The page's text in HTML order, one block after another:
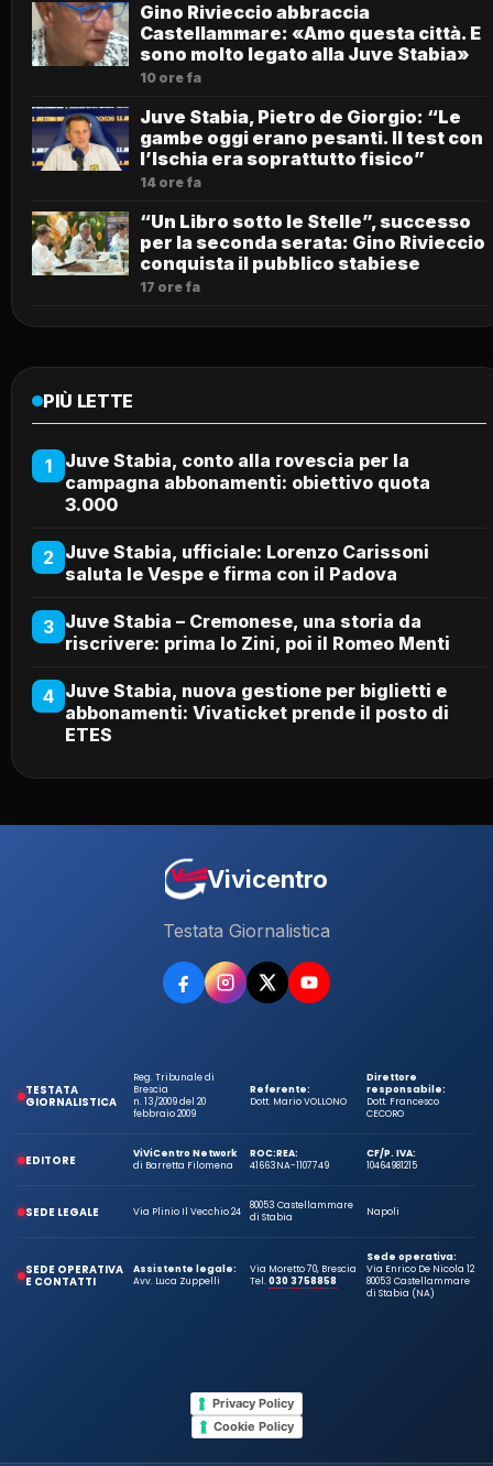
Gino Rivieccio abbraccia
Castellammare: «Amo questa città. E
sono molto legato alla Juve Stabia»
10 ore fa
Juve Stabia, Pietro de Giorgio: “Le
gambe oggi erano pesanti. Il test con
l’Ischia era soprattutto fisico”
14 ore fa
“Un Libro sotto le Stelle”, successo
per la seconda serata: Gino Rivieccio
conquista il pubblico stabiese
17 ore fa
PIÙ LETTE
1
Juve Stabia, conto alla rovescia per la
campagna abbonamenti: obiettivo quota
3.000
2 Juve Stabia, ufficiale: Lorenzo Carissoni
saluta le Vespe e firma con il Padova
3 Juve Stabia – Cremonese, una storia da
riscrivere: prima lo Zini, poi il Romeo Menti
4 Juve Stabia, nuova gestione per biglietti e
abbonamenti: Vivaticket prende il posto di
ETES
Vivicentro
Testata Giornalistica
TESTATA
GIORNALISTICA
Reg. Tribunale di
Brescia
n. 13/2009 del 20
febbraio 2009
Referente:
Dott. Mario VOLLONO
Direttore
responsabile:
Dott. Francesco
CECORO
EDITORE
ViViCentro Network
di Barretta Filomena
ROC:
41663
REA:
NA-1107749
CF/P. IVA:
10464981215
SEDE LEGALE Via Plinio Il Vecchio 24
80053 Castellammare
di Stabia
Napoli
SEDE OPERATIVA
E CONTATTI
Assistente legale:
Avv. Luca Zuppelli
Via Moretto 70, Brescia
Tel.030 3758858
Sede operativa:
Via Enrico De Nicola 12
80053 Castellammare
di Stabia (NA)
Privacy Policy
Cookie Policy